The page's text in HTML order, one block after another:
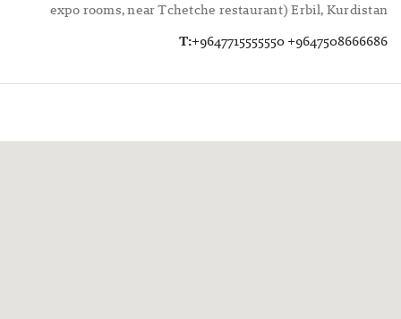
expo rooms, near Tchetche restaurant) Erbil, Kurdistan
T:+9647715555550 +9647508666686